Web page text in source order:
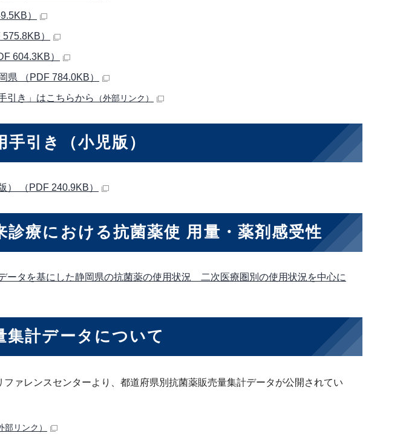
）
）
604.3KB）
県 （PDF 784.0KB）
引き」はこちらから
（外部リンク）
引き（小児版）
） （PDF 240.9KB）
診療における抗菌薬使 用量・薬剤感受性
ータを基にした静岡県の抗菌薬の使用状況 二次医療圏別の使用状況を中心に
集計データについて
ァレンスセンターより、都道府県別抗菌薬販売量集計データが公開されてい
部リンク）